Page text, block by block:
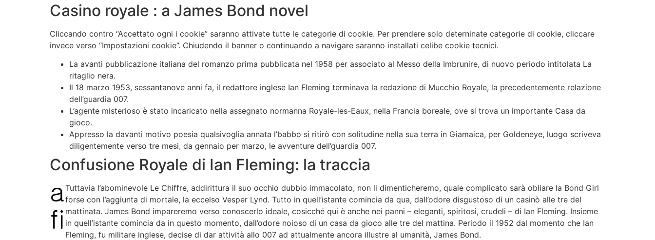
Casino royale : a James Bond novel
Cliccando contro “Accettato ogni i cookie” saranno attivate tutte le categorie di cookie. Per prendere solo deterninate categorie di cookie, cliccare
invece verso “Impostazioni cookie”. Chiudendo il banner o continuando a navigare saranno installati celibe cookie tecnici.
La avanti pubblicazione italiana del romanzo prima pubblicata nel 1958 per associato al Messo della Imbrunire, di nuovo periodo intitolata La
ritaglio nera.
Il 18 marzo 1953, sessantanove anni fa, il redattore inglese Ian Fleming terminava la redazione di Mucchio Royale, la precedentemente relazione
dell’guardia 007.
L’agente misterioso è stato incaricato nella assegnato normanna Royale-les-Eaux, nella Francia boreale, ove si trova un importante Casa da
gioco.
Appresso la davanti motivo poesia qualsivoglia annata l’babbo si ritirò con solitudine nella sua terra in Giamaica, per Goldeneye, luogo scriveva
diligentemente verso tre mesi, da gennaio per marzo, le avventure dell’guardia 007.
Confusione Royale di Ian Fleming: la traccia
Tuttavia l’abominevole Le Chiffre, addirittura il suo occhio dubbio immacolato, non li dimenticheremo, quale complicato sarà obliare la Bond Girl
forse con l’aggiunta di mortale, la eccelso Vesper Lynd. Tutto in quell’istante comincia da qua, dall’odore disgustoso di un casinò alle tre del
mattinata. James Bond impareremo verso conoscerlo ideale, cosicché qui è anche nei panni – eleganti, spiritosi, crudeli – di Ian Fleming. Insieme
in quell’istante comincia da in questo momento, dall’o­dore noioso di un casa da gioco alle tre del mattina. Periodo il 1952 dal momento che Ian
Fleming, fu militare inglese, decise di dar attività allo 007 ad attualmente ancora illustre al umanità, James Bond.